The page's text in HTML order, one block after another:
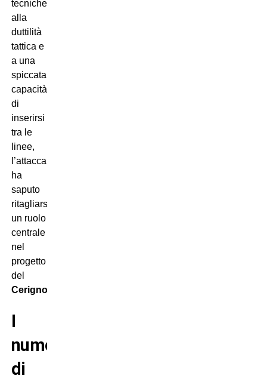
tecniche,
alla
duttilità
tattica e
a una
spiccata
capacità
di
inserirsi
tra le
linee,
l’attaccante
ha
saputo
ritagliarsi
un ruolo
centrale
nel
progetto
del
Cerignola
I
numeri
di